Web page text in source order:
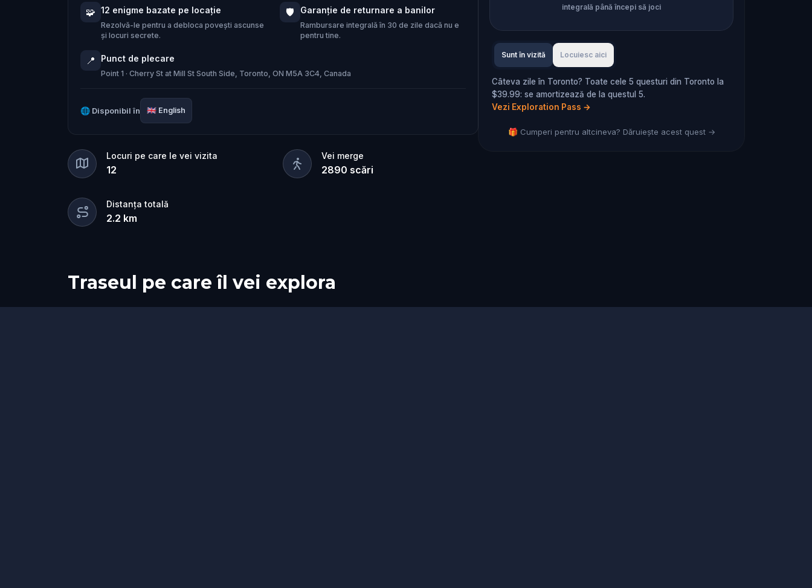
Oh... and don't forget to saythank you
🧩 12 enigme bazate pe locație
Rezolvă-le pentru a debloca povești ascunse
și locuri secrete.
🛡️ Garanție de returnare a banilor
Rambursare integrală în 30 de zile dacă nu e
pentru tine.
📍 Punct de plecare
Point 1 · Cherry St at Mill St South Side, Toronto, ON M5A 3C4, Canada
🌐 Disponibil în 🇬🇧 English
Locuri pe care le vei vizita
12
Vei merge
2890 scări
Distanța totală
2.2 km
integrală până începi să joci
Sunt în vizită Locuiesc aici
Câteva zile în Toronto? Toate cele 5 questuri din Toronto la
$39.99: se amortizează de la questul 5.
Vezi Exploration Pass →
🎁 Cumperi pentru altcineva? Dăruiește acest quest →
Traseul pe care îl vei explora